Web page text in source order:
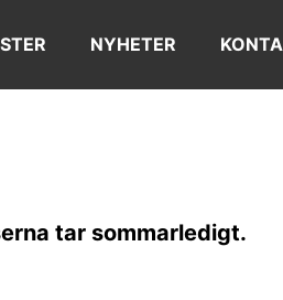
NYHETER
tar sommarledigt.